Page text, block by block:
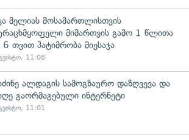
მელიას მოსამართლისთვის
მიმართვის გამო 1 წლითა
თვით პატიმრობა მიესაჯა
11:08
ალდაგის სამოგზაურო დაზღვევა და
გაორმაგებული ინტერნეტი
11:01